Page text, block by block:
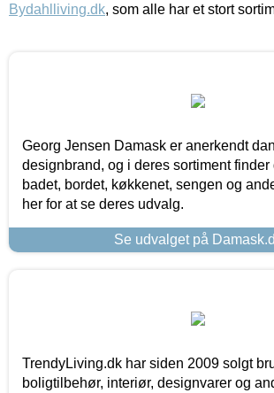
Bydahlliving.dk, som alle har et stort
Georg Jensen Damask er anerkendt
designbrand, og i deres sortiment finder
badet, bordet, køkkenet, sengen og
her for at se deres udvalg.
Se udvalget på
TrendyLiving.dk har siden 2009 solgt
boligtilbehør, interiør, designvarer og